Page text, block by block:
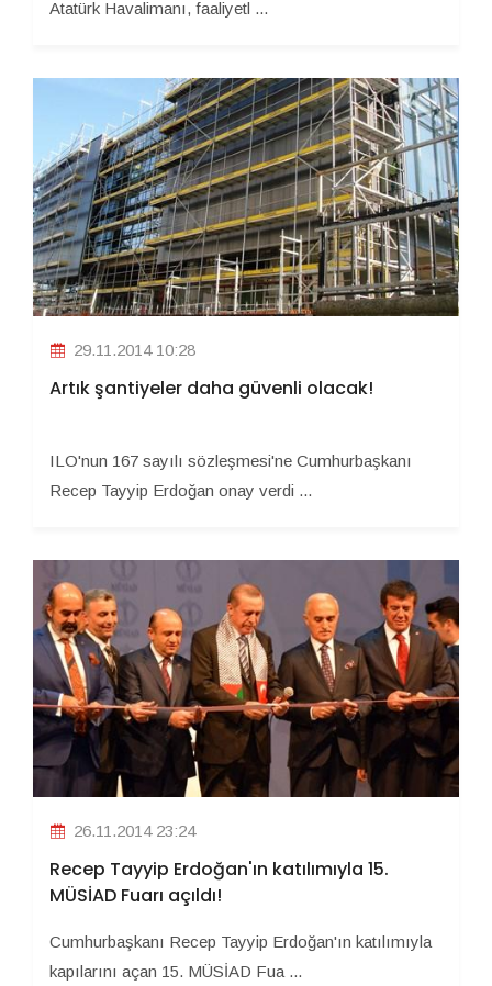
Atatürk Havalimanı, faaliyetl ...
29.11.2014 10:28
Artık şantiyeler daha güvenli olacak!
ILO'nun 167 sayılı sözleşmesi'ne Cumhurbaşkanı
Recep Tayyip Erdoğan onay verdi ...
26.11.2014 23:24
Recep Tayyip Erdoğan'ın katılımıyla 15.
MÜSİAD Fuarı açıldı!
Cumhurbaşkanı Recep Tayyip Erdoğan'ın katılımıyla
kapılarını açan 15. MÜSİAD Fua ...